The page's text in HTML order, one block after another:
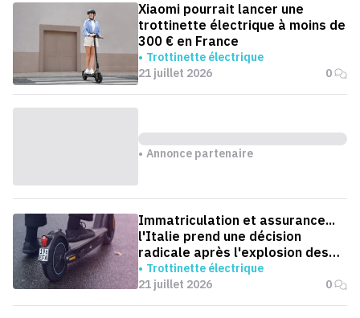
Xiaomi pourrait lancer une
trottinette électrique à moins de
300 € en France
Trottinette électrique
21 juillet 2026
0
Annonce partenaire
Immatriculation et assurance...
l'Italie prend une décision
radicale après l'explosion des
accidents de trottinettes
Trottinette électrique
21 juillet 2026
0